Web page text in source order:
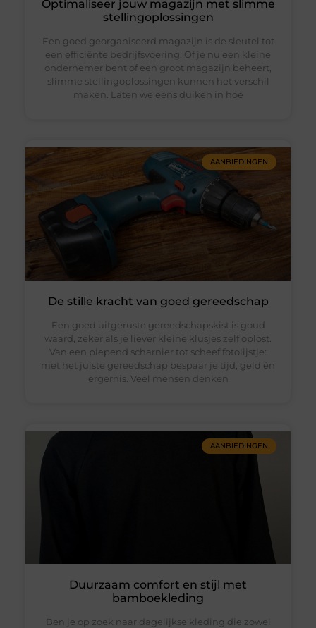
Optimaliseer jouw magazijn met slimme
stellingoplossingen
Een goed georganiseerd magazijn is de sleutel tot
een efficiënte bedrijfsvoering. Of je nu een kleine
ondernemer bent of een groot magazijn beheert,
slimme stellingoplossingen kunnen het verschil
maken. Laten we eens duiken in hoe
AANBIEDINGEN
De stille kracht van goed gereedschap
Een goed uitgeruste gereedschapskist is goud
waard, zeker als je liever kleine klusjes zelf oplost.
Van een piepend scharnier tot scheef fotolijstje:
met het juiste gereedschap bespaar je tijd, geld én
ergernis. Veel mensen denken
AANBIEDINGEN
Duurzaam comfort en stijl met
bamboekleding
Ben je op zoek naar dagelijkse kleding die zowel